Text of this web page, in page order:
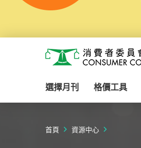
消費者委員會
選擇月刊 格價工具
首頁 資源中心